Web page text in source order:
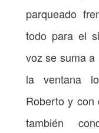
parqueado
todo para el
voz se suma
la ventana
Roberto y con
también